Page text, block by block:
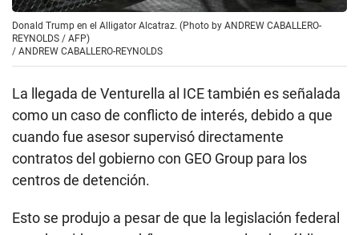
Donald Trump en el Alligator Alcatraz. (Photo by ANDREW CABALLERO-
REYNOLDS / AFP)
/ ANDREW CABALLERO-REYNOLDS
La llegada de Venturella al ICE también es señalada
como un caso de conflicto de interés, debido a que
cuando fue asesor supervisó directamente
contratos del gobierno con GEO Group para los
centros de detención.
Esto se produjo a pesar de que la legislación federal